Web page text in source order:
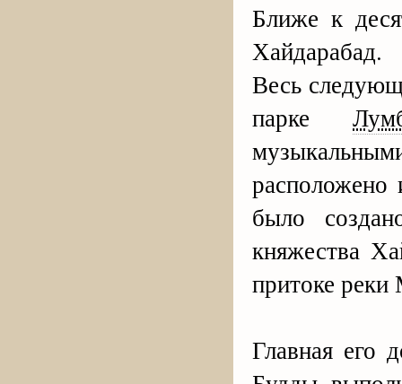
Ближе к
Хайдарабад.
Весь
парке
расположено
было
княжества
притоке реки
Главная его